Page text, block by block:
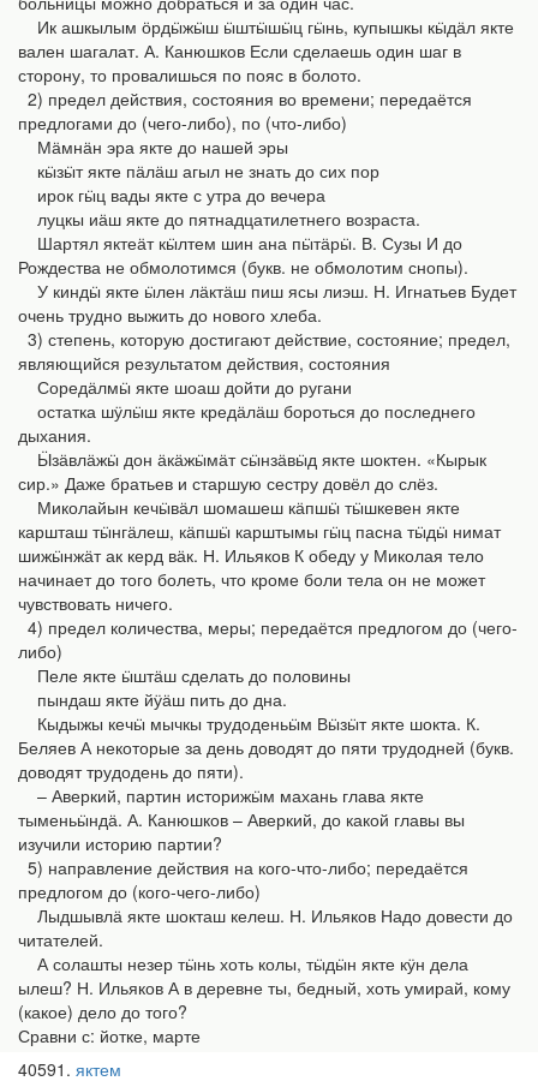
Ик ашкылым ӧрдӹжӹш ӹштӹшӹц гӹнь, купышкы кӹдӓл якте
вален шагалат. А. Канюшков Если сделаешь один шаг в
сторону, то провалишься по пояс в болото.
2) предел действия, состояния во времени; передаётся
предлогами до (чего-либо), по (что-либо)
Мӓмнӓн эра якте до нашей эры
кӹзӹт якте пӓлӓш агыл не знать до сих пор
ирок гӹц вады якте с утра до вечера
луцкы иӓш якте до пятнадцатилетнего возраста.
Шартял яктеӓт кӹлтем шин ана пӹтӓрӹ. В. Сузы И до
Рождества не обмолотимся (букв. не обмолотим снопы).
У киндӹ якте ӹлен лӓктӓш пиш ясы лиэш. Н. Игнатьев Будет
очень трудно выжить до нового хлеба.
3) степень, которую достигают действие, состояние; предел,
являющийся результатом действия, состояния
Соредӓлмӹ якте шоаш дойти до ругани
остатка шӱлӹш якте кредӓлӓш бороться до последнего
дыхания.
Ӹзӓвлӓжӹ дон ӓкӓжӹмӓт сӹнзӓвӹд якте шоктен. «Кырык
сир.» Даже братьев и старшую сестру довёл до слёз.
Миколайын кечӹвӓл шомашеш кӓпшӹ тӹшкевен якте
каршташ тӹнгӓлеш, кӓпшӹ карштымы гӹц пасна тӹдӹ нимат
шижӹнжӓт ак керд вӓк. Н. Ильяков К обеду у Миколая тело
начинает до того болеть, что кроме боли тела он не может
чувствовать ничего.
4) предел количества, меры; передаётся предлогом до (чего-
либо)
Пеле якте ӹштӓш сделать до половины
пындаш якте йӱӓш пить до дна.
Кыдыжы кечӹ мычкы трудоденьӹм Вӹзӹт якте шокта. К.
Беляев А некоторые за день доводят до пяти трудодней (букв.
доводят трудодень до пяти).
– Аверкий, партин историжӹм махань глава якте
тыменьӹндӓ. А. Канюшков – Аверкий, до какой главы вы
изучили историю партии?
5) направление действия на кого-что-либо; передаётся
предлогом до (кого-чего-либо)
Лыдшывлӓ якте шокташ келеш. Н. Ильяков Надо довести до
читателей.
А солашты незер тӹнь хоть колы, тӹдӹн якте кӱн дела
ылеш? Н. Ильяков А в деревне ты, бедный, хоть умирай, кому
(какое) дело до того?
Сравни с: йотке, марте
40591 яктем